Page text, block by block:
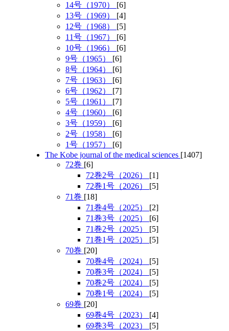
14号（1970） [6]
13号（1969） [4]
12号（1968） [5]
11号（1967） [6]
10号（1966） [6]
9号（1965） [6]
8号（1964） [6]
7号（1963） [6]
6号（1962） [7]
5号（1961） [7]
4号（1960） [6]
3号（1959） [6]
2号（1958） [6]
1号（1957） [6]
The Kobe journal of the medical sciences [1407]
72巻 [6]
72巻2号（2026） [1]
72巻1号（2026） [5]
71巻 [18]
71巻4号（2025） [2]
71巻3号（2025） [6]
71巻2号（2025） [5]
71巻1号（2025） [5]
70巻 [20]
70巻4号（2024） [5]
70巻3号（2024） [5]
70巻2号（2024） [5]
70巻1号（2024） [5]
69巻 [20]
69巻4号（2023） [4]
69巻3号（2023） [5]